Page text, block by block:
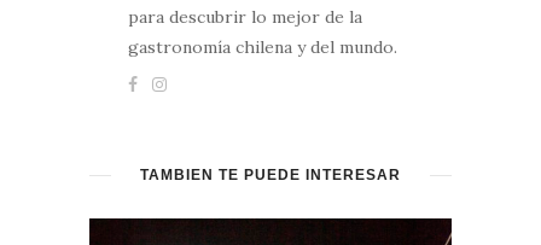
para descubrir lo mejor de la
gastronomía chilena y del mundo.
TAMBIÉN TE PUEDE INTERESAR